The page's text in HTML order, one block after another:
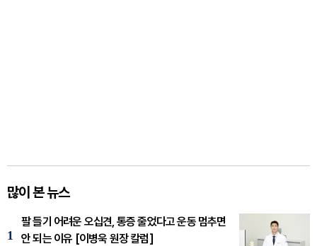
많이 본 뉴스
1
팔 들기 어려운 오십견, 통증 줄었다고 운동 멈추면
안 되는 이유 [이병욱 원장 칼럼]